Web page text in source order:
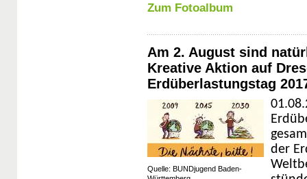
Zum Fotoalbum
Am 2. August sind
Kreative Aktion auf
Erdüberlastungstag
Quelle: BUNDjugend Baden-
der